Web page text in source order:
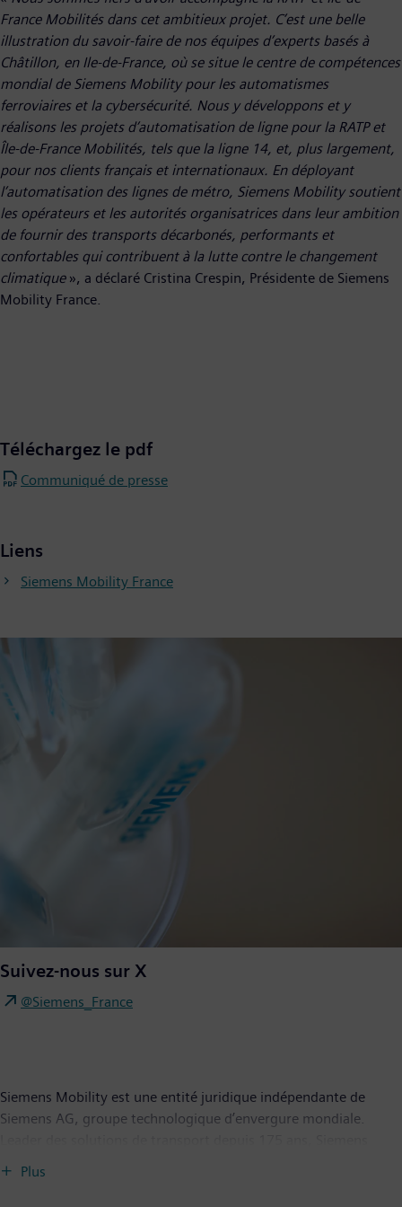
France Mobilités dans cet ambitieux projet. C’est une belle
illustration du savoir-faire de nos équipes d’experts basés à
Châtillon, en Ile-de-France, où se situe le centre de compétences
mondial de Siemens Mobility pour les automatismes
ferroviaires et la cybersécurité. Nous y développons et y
réalisons les projets d’automatisation de ligne pour la RATP et
Île-de-France Mobilités, tels que la ligne 14, et, plus largement,
pour nos clients français et internationaux. En déployant
l’automatisation des lignes de métro, Siemens Mobility soutient
les opérateurs et les autorités organisatrices dans leur ambition
de fournir des transports décarbonés, performants et
confortables qui contribuent à la lutte contre le changement
climatique», a déclaré Cristina Crespin, Présidente de Siemens
Mobility France.
Téléchargez le pdf
Communiqué de presse
Liens
Siemens Mobility France
Suivez-nous sur X
@Siemens_France
Siemens Mobility est une entité juridique indépendante de
Siemens AG, groupe technologique d’envergure mondiale.
Mobility innove en permanence dans tout son portefeuille
Plus